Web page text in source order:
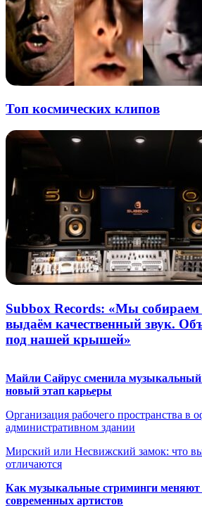
Топ космических клипов
Subbox Records: «Мы
выдаём качественный звук.
под нашей крышей»
Майли Сайрус сменила музыкальный
новый этап карьеры
Организация рабочего пространства в
административном здании
Мирский или Несвижский замок: что
отличаются
Как музыкальные стриминги меняют
современных артистов